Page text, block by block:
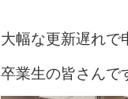
大幅な更新遅れで
卒業生の皆さんで